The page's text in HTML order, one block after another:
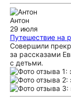
Антон
29 июля
Путешествие на
Совершили
за рассказами
с детьми.